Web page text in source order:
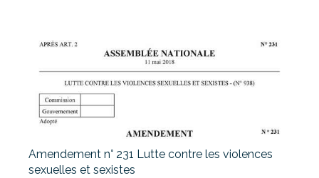
Amendement n° 231 Lutte contre les violences
sexuelles et sexistes